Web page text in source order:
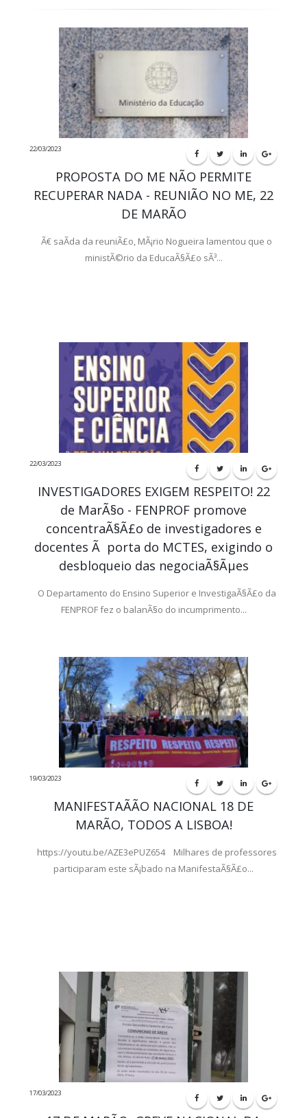
22/03/2023
PROPOSTA DO ME NÃO PERMITE
RECUPERAR NADA - REUNIÃO NO ME, 22
DE MARÃO
Ã€ saÃ­da da reuniÃ£o, MÃ¡rio Nogueira lamentou que o
ministÃ©rio da EducaÃ§Ã£o sÃ³...
22/03/2023
INVESTIGADORES EXIGEM RESPEITO! 22
de MarÃ§o - FENPROF promove
concentraÃ§Ã£o de investigadores e
docentes Ã porta do MCTES, exigindo o
desbloqueio das negociaÃ§Ãµes
O Departamento do Ensino Superior e InvestigaÃ§Ã£o da
FENPROF fez o balanÃ§o do incumprimento...
19/03/2023
MANIFESTAÃÃO NACIONAL 18 DE
MARÃO, TODOS A LISBOA!
https://youtu.be/AZE3ePUZ654 Milhares de professores
participaram este sÃ¡bado na ManifestaÃ§Ã£o...
17/03/2023